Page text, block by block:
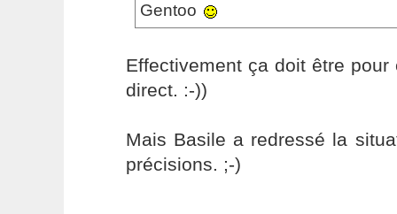
Gentoo
Effectivement ça doit être
direct. :-))
Mais Basile a redressé la
précisions. ;-)